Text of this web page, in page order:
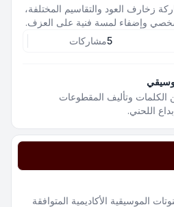
زخارف العود والتقاسيم المختلفة،
وإضفاء لمسة فنية على العزف.
5مشاركات
وتأليف المقطوعات
اللحني.
الموسيقية الأكاديمية المتوافقة